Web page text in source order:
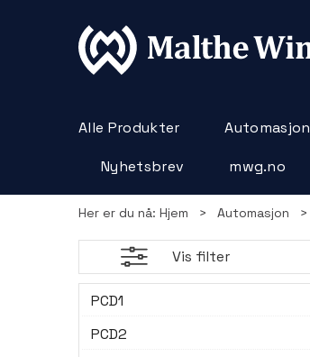
Alle Produkter Automasjon
Nyhetsbrev mwg.no
Her er du nå: Hjem > Automasjon >
Vis filter
PCD1
PCD2